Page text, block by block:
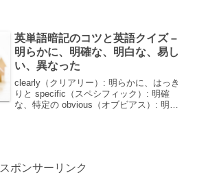
英単語暗記のコツと英語クイズ –
明らかに、明確な、明白な、易し
い、異なった
clearly（クリアリー）: 明らかに、はっき
りと specific（スペシフィック）: 明確
な、特定の obvious（オブビアス）: 明白
スポンサーリンク